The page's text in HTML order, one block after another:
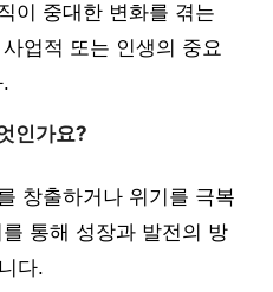
이 중대한 변화를 겪는
업적 또는 인생의 중요
인가요?
창출하거나 위기를 극복
통해 성장과 발전의 방
다.